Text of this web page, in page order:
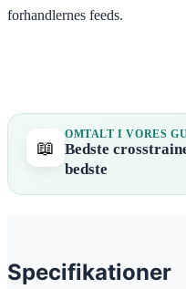
forhandlernes feeds.
📖
OMTALT I VORES
Bedste
bedste
Specifikationer